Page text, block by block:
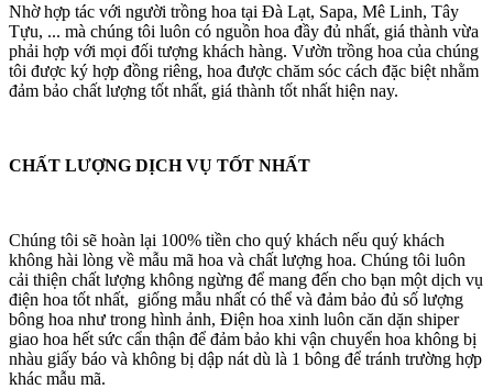
Nhờ hợp tác với người trồng hoa tại Đà Lạt, Sapa, Mê Linh, Tây
Tựu, ... mà chúng tôi luôn có nguồn hoa đầy đủ nhất, giá thành vừa
phải hợp với mọi đối tượng khách hàng. Vườn trồng hoa của chúng
tôi được ký hợp đồng riêng, hoa được chăm sóc cách đặc biệt nhằm
đảm bảo chất lượng tốt nhất, giá thành tốt nhất hiện nay.
CHẤT LƯỢNG DỊCH VỤ TỐT NHẤT
Chúng tôi sẽ hoàn lại 100% tiền cho quý khách nếu quý khách
không hài lòng về mẫu mã hoa và chất lượng hoa. Chúng tôi luôn
cải thiện chất lượng không ngừng để mang đến cho bạn một dịch vụ
điện hoa tốt nhất, giống mẫu nhất có thể và đảm bảo đủ số lượng
bông hoa như trong hình ảnh, Điện hoa xinh luôn căn dặn shiper
giao hoa hết sức cẩn thận để đảm bảo khi vận chuyển hoa không bị
nhàu giấy báo và không bị dập nát dù là 1 bông để tránh trường hợp
khác mẫu mã.